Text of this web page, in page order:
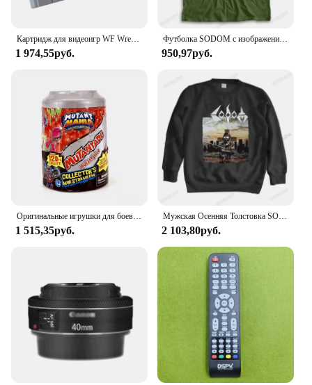
Картридж для видеоигр WF Wrestle Mania X, американская версия для игровой консоли N64
1 974,55руб.
Футболка SODOM с изображением гонения, новые мужские футболки из хлопка, женские футболки и топы, футболка с рисунком в стиле хип-хоп
950,97руб.
Оригинальные игрушки для боевых борецов Mutant Mania, боевые фигурки, игрушки Akedo для детей, настольная игра для боевых действий, игрушки
1 515,35руб.
Мужская Осенняя Толстовка SODOM, новые мужские хлопковые толстовки с рисунком преследования, худи в стиле хип-хоп
2 103,80руб.